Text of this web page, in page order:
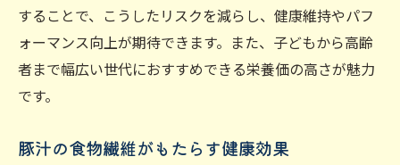
することで、こうしたリスクを減らし、健康維持やパフ
ォーマンス向上が期待できます。また、子どもから高齢
者まで幅広い世代におすすめできる栄養価の高さが魅力
です。
豚汁の食物繊維がもたらす健康効果